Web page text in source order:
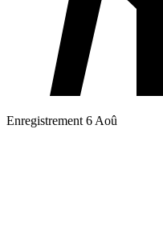
Enregistrement 6 Aoû